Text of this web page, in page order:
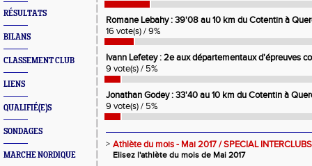
RÉSULTATS
BILANS
CLASSEMENT CLUB
LIENS
QUALIFIÉ(E)S
SONDAGES
MARCHE NORDIQUE
Romane Lebahy : 39'08 au 10 km du Cotentin à
16 vote(s) / 9%
Ivann Lefetey : 2e aux départementaux d'épreuves
9 vote(s) / 5%
Jonathan Godey : 33'40 au 10 km du Cotentin à
9 vote(s) / 5%
> Athlète du mois - Mai 2017 / SPECIAL INTERCLUBS
Elisez l'athlète du mois de Mai 2017